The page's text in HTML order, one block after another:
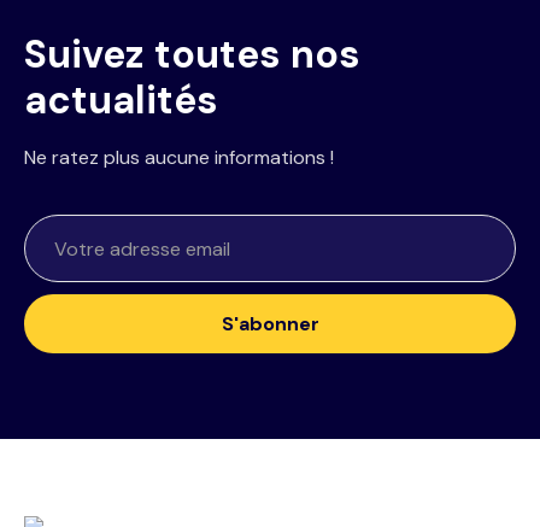
Suivez toutes nos
actualités
Ne ratez plus aucune informations !